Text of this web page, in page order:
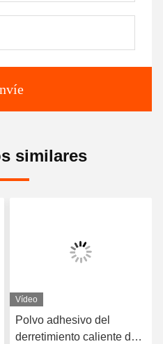
similares
Vídeo
Polvo adhesivo del
derretimiento caliente del